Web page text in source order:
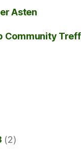
Asten
Community
(2)